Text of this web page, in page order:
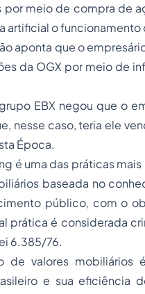
por meio de compra de
artificial o funcionamento
aponta que o
da OGX por meio de
EBX negou que o
nesse caso, teria ele
Época.
é uma das práticas
baseada no
público, com o
prática é considerada
6.385/76.
de valores mobiliários
e sua eficiência